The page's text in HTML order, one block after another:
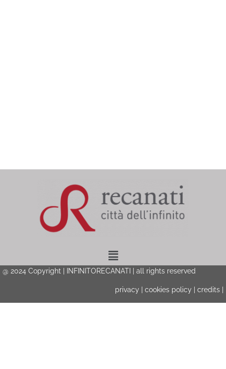
Menu
@ 2024 Copyright | INFINITORECANATI | all rights reserved
privacy cookies policy credits